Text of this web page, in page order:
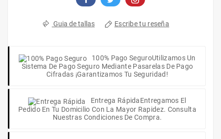
Guia de tallas Escribe tu reseña
100% Pago SeguroUtilizamos Un
Sistema De Pago Seguro Mediante Pasarelas De Pago
Cifradas ¡Garantizamos Tu Seguridad!
Entrega RápidaEntregamos El
Pedido En Tu Domicilio Con La Mayor Rapidez. Consulta
Nuestras Condiciones De Compra.